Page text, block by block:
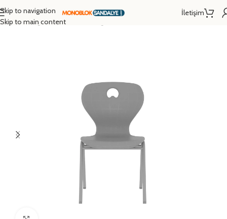
Skip to navigation
Skip to main content
İletişim
Ana Sayfa/Eğitim Donanımları